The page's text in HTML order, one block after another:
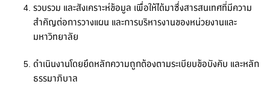
รวบรวม และสังเคราะห์ข้อมูล เพื่อให้ได้มาซึ่งสารสนเทศที่มีความ
สำคัญต่อการวางแผน และการบริหารงานของหน่วยงานและ
มหาวิทยาลัย
ดำเนินงานโดยยึดหลักความถูกต้องตามระเบียบข้อบังคับ และหลัก
ธรรมาภิบาล